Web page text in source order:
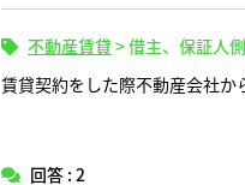
不動産賃貸 >借主、保証人
賃貸契約をした際不動産会社か
回答 : 2